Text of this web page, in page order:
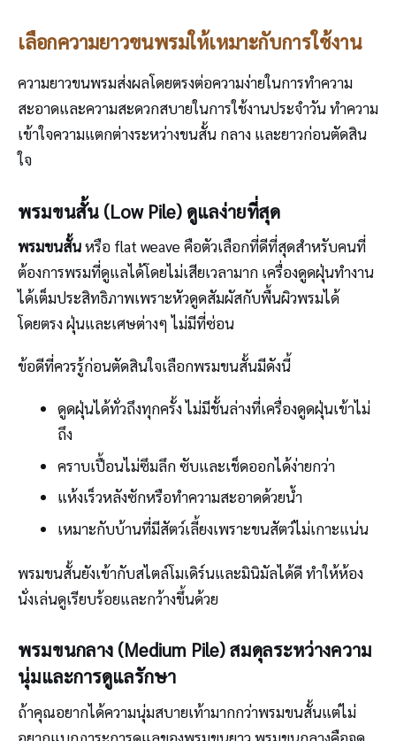
เลือกความยาวขนพรมให้เหมาะกับการใช้งาน
ความยาวขนพรมส่งผลโดยตรงต่อความง่ายในการทำความ
สะอาดและความสะดวกสบายในการใช้งานประจำวัน ทำความ
เข้าใจความแตกต่างระหว่างขนสั้น กลาง และยาวก่อนตัดสิน
ใจ
พรมขนสั้น (Low Pile) ดูแลง่ายที่สุด
พรมขนสั้นหรือ flat weave คือตัวเลือกที่ดีที่สุดสำหรับคนที่
ต้องการพรมที่ดูแลได้โดยไม่เสียเวลามาก เครื่องดูดฝุ่นทำงาน
ได้เต็มประสิทธิภาพเพราะหัวดูดสัมผัสกับพื้นผิวพรมได้
โดยตรง ฝุ่นและเศษต่างๆ ไม่มีที่ซ่อน
ข้อดีที่ควรรู้ก่อนตัดสินใจเลือกพรมขนสั้นมีดังนี้
ดูดฝุ่นได้ทั่วถึงทุกครั้ง ไม่มีชั้นล่างที่เครื่องดูดฝุ่นเข้าไม่
ถึง
คราบเปื้อนไม่ซึมลึก ซับและเช็ดออกได้ง่ายกว่า
แห้งเร็วหลังซักหรือทำความสะอาดด้วยน้ำ
เหมาะกับบ้านที่มีสัตว์เลี้ยงเพราะขนสัตว์ไม่เกาะแน่น
พรมขนสั้นยังเข้ากับสไตล์โมเดิร์นและมินิมัลได้ดี ทำให้ห้อง
นั่งเล่นดูเรียบร้อยและกว้างขึ้นด้วย
พรมขนกลาง (Medium Pile) สมดุลระหว่างความ
นุ่มและการดูแลรักษา
ถ้าคุณอยากได้ความนุ่มสบายเท้ามากกว่าพรมขนสั้นแต่ไม่